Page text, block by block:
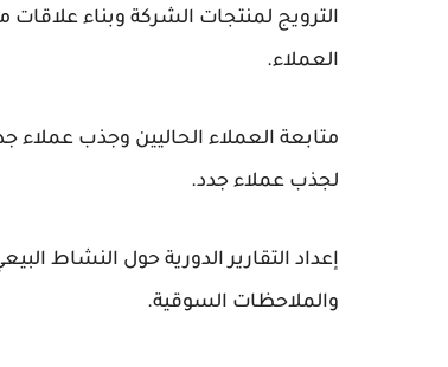
الترويج لمنتجات الشركة وبناء
العملاء.
متابعة العملاء الحاليين وجذب
لجذب عملاء جدد.
إعداد التقارير الدورية حول النشاط
والملاحظات السوقية.